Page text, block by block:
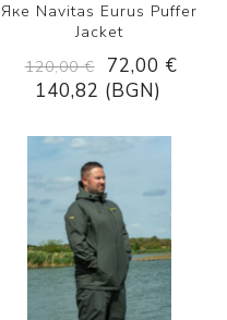
Яке Navitas Eurus Puffer
Jacket
120,00 €
72,00 €
140,82 (BGN)